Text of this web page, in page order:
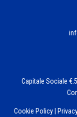
Capitale Sociale
Cookie Policy|